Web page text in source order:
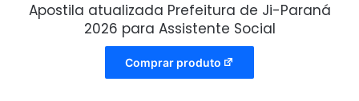
Apostila atualizada Prefeitura de Ji-Paraná
2026 para Assistente Social
Comprar produto